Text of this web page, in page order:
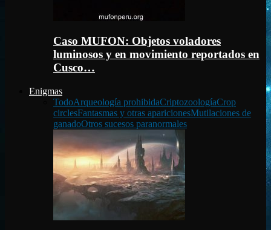
Caso MUFON: Objetos voladores
luminosos y en movimiento reportados en
Cusco…
Enigmas
TodoArqueología prohibidaCriptozoologíaCrop
circlesFantasmas y otras aparicionesMutilaciones de
ganadoOtros sucesos paranormales